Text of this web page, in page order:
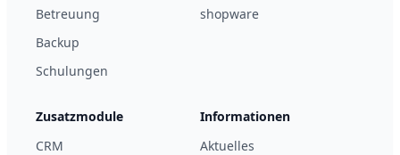
Betreuung
Backup
Schulungen
shopware
Zusatzmodule
CRM
Informationen
Aktuelles